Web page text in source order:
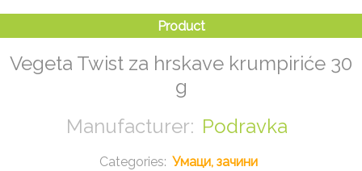
Vegeta Twist za hrskave krumpiriće 30
g
Podravka
Умаци, зачини